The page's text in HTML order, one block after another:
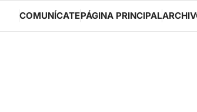
content
COMUNÍCATEPÁGINA PRINCIPAL